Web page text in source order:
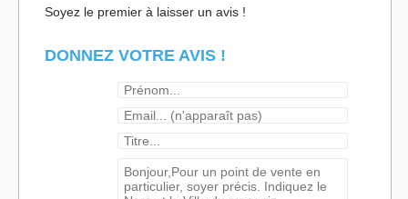
Soyez le premier à laisser un avis !
DONNEZ VOTRE AVIS !